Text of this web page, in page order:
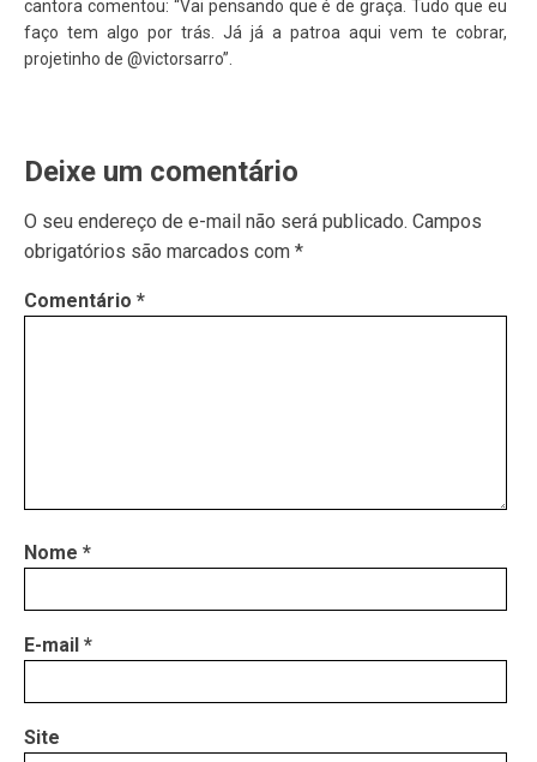
cantora comentou: “Vai pensando que é de graça. Tudo que eu
faço tem algo por trás. Já já a patroa aqui vem te cobrar,
projetinho de @victorsarro”.
Deixe um comentário
O seu endereço de e-mail não será publicado. Campos
obrigatórios são marcados com *
Comentário *
Nome *
E-mail *
Site